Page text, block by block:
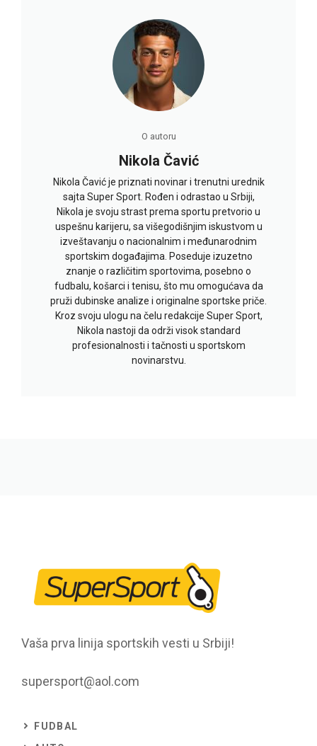
O autoru
Nikola Čavić
Nikola Čavić je priznati novinar i trenutni urednik
sajta Super Sport. Rođen i odrastao u Srbiji,
Nikola je svoju strast prema sportu pretvorio u
uspešnu karijeru, sa višegodišnjim iskustvom u
izveštavanju o nacionalnim i međunarodnim
sportskim događajima. Poseduje izuzetno
znanje o različitim sportovima, posebno o
fudbalu, košarci i tenisu, što mu omogućava da
pruži dubinske analize i originalne sportske priče.
Kroz svoju ulogu na čelu redakcije Super Sport,
Nikola nastoji da održi visok standard
profesionalnosti i tačnosti u sportskom
novinarstvu.
Vaša prva linija sportskih vesti u Srbiji!
supersport@aol.com
FUDBAL